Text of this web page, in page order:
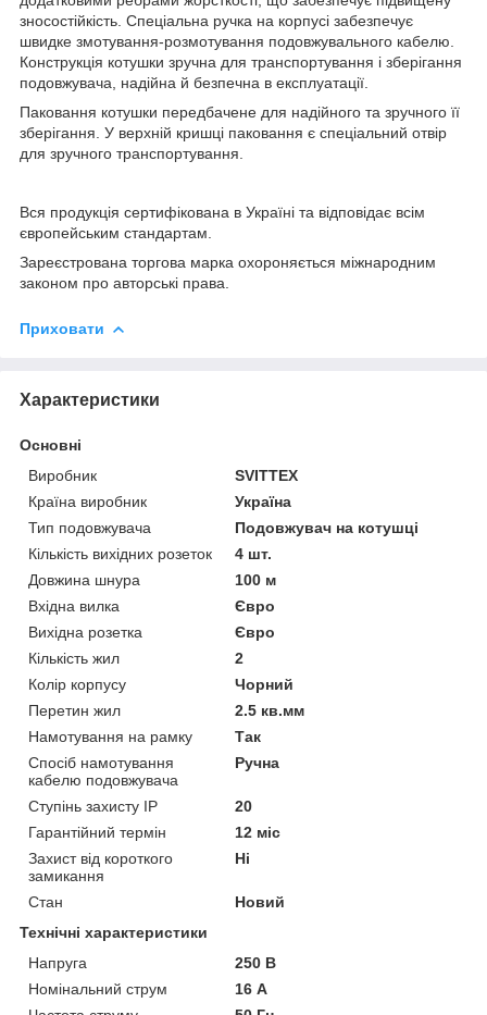
зносостійкість. Спеціальна ручка на корпусі забезпечує
швидке змотування-розмотування подовжувального кабелю.
Конструкція котушки зручна для транспортування і зберігання
подовжувача, надійна й безпечна в експлуатації.
Паковання котушки передбачене для надійного та зручного її
зберігання. У верхній кришці паковання є спеціальний отвір
для зручного транспортування.
Вся продукція сертифікована в Україні та відповідає всім
європейським стандартам.
Зареєстрована торгова марка охороняється міжнародним
законом про авторські права.
Приховати
Характеристики
Основні
Виробник
SVITTEX
Країна виробник
Україна
Тип подовжувача
Подовжувач на котушці
Кількість вихідних розеток
4 шт.
Довжина шнура
100 м
Вхідна вилка
Євро
Вихідна розетка
Євро
Кількість жил
2
Колір корпусу
Чорний
Перетин жил
2.5 кв.мм
Намотування на рамку
Так
Спосіб намотування
кабелю подовжувача
Ручна
Ступінь захисту IP
20
Гарантійний термін
12 міс
Захист від короткого
замикання
Ні
Стан
Новий
Технічні характеристики
Напруга
250 В
Номінальний струм
16 А